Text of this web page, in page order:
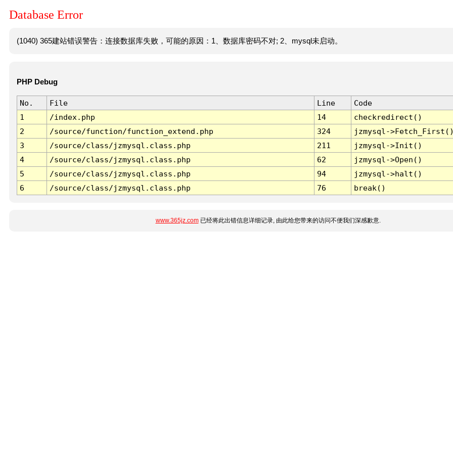
Database Error
(1040) 365建站错误警告：连接数据库失败，可能的原因：1、数据库密码不对; 2、mysql未启动。
PHP Debug
No. File Line
Code
1
/index.php 14
checkredirect()
2
/source/function/function_extend.php 324
jzmysql-
3
/source/class/jzmysql.class.php 211
jzmysql->Init()
4
/source/class/jzmysql.class.php 62
jzmysql->Open()
5
/source/class/jzmysql.class.php 94
jzmysql->halt()
6
/source/class/jzmysql.class.php 76 break()
www.365jz.com已经将此出错信息详细记录, 由此给您带来的访问不便我们深感歉意.